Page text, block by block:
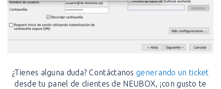
¿Tienes alguna duda? Contáctanosgenerando un ticket
desde tu panel de clientes de NEUBOX, ¡con gusto te